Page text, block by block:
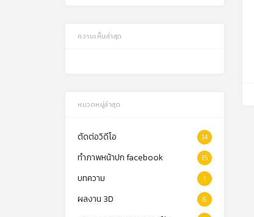
ความเห็นล่าสุด
หมวดหมู่ล่าสุด
ตัดต่อวิดีโอ 14
ทำภาพหน้าปก facebook 15
บทความ 1
ผลงาน 3D 6